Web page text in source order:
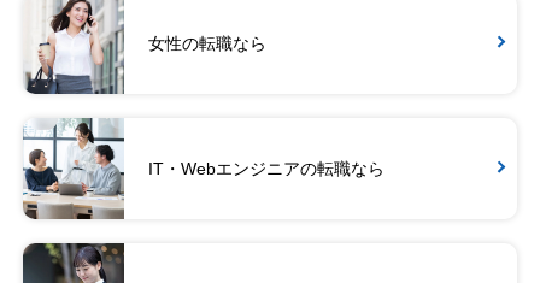
女性の転職なら
IT・Webエンジニアの転職なら